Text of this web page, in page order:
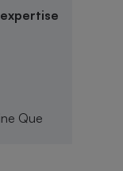
expertise